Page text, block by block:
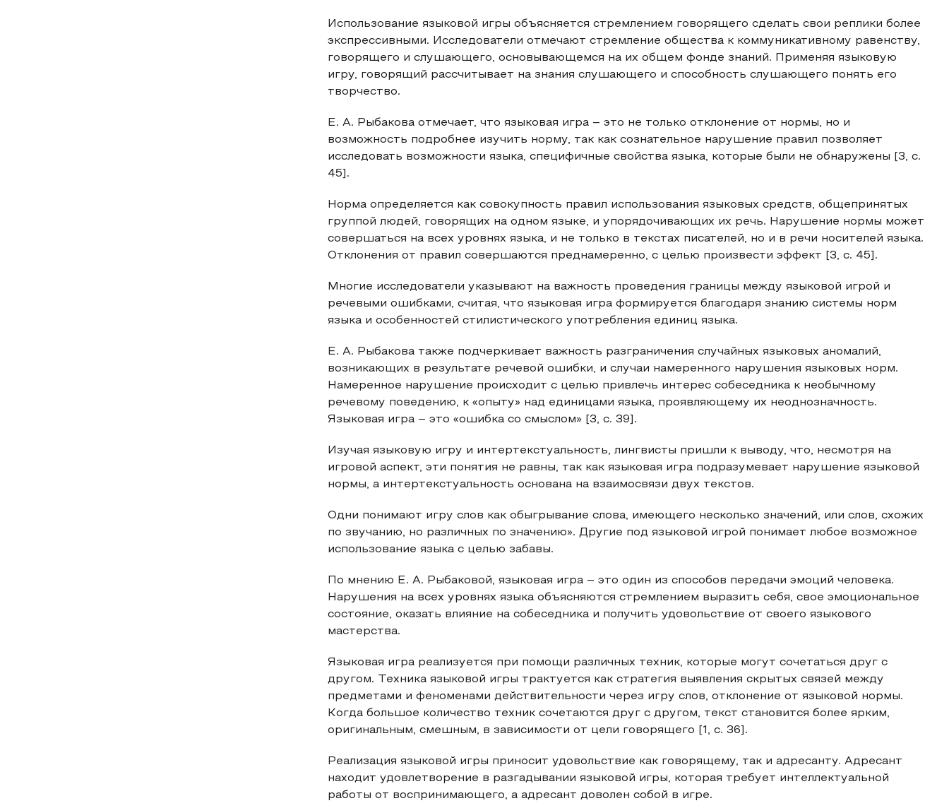
Использование языковой игры объясняется стремлением говорящего сделать свои реплики более
экспрессивными. Исследователи отмечают стремление общества к коммуникативному равенству,
говорящего и слушающего, основывающемся на их общем фонде знаний. Применяя языковую
игру, говорящий рассчитывает на знания слушающего и способность слушающего понять его
творчество.
Е. А. Рыбакова отмечает, что языковая игра – это не только отклонение от нормы, но и
возможность подробнее изучить норму, так как сознательное нарушение правил позволяет
исследовать возможности языка, специфичные свойства языка, которые были не обнаружены [3, c.
45].
Норма определяется как совокупность правил использования языковых средств, общепринятых
группой людей, говорящих на одном языке, и упорядочивающих их речь. Нарушение нормы может
совершаться на всех уровнях языка, и не только в текстах писателей, но и в речи носителей языка.
Отклонения от правил совершаются преднамеренно, с целью произвести эффект [3, c. 45].
Многие исследователи указывают на важность проведения границы между языковой игрой и
речевыми ошибками, считая, что языковая игра формируется благодаря знанию системы норм
языка и особенностей стилистического употребления единиц языка.
Е. А. Рыбакова также подчеркивает важность разграничения случайных языковых аномалий,
возникающих в результате речевой ошибки, и случаи намеренного нарушения языковых норм.
Намеренное нарушение происходит с целью привлечь интерес собеседника к необычному
речевому поведению, к «опыту» над единицами языка, проявляющему их неоднозначность.
Языковая игра – это «ошибка со смыслом» [3, c. 39].
Изучая языковую игру и интертекстуальность, лингвисты пришли к выводу, что, несмотря на
игровой аспект, эти понятия не равны, так как языковая игра подразумевает нарушение языковой
нормы, а интертекстуальность основана на взаимосвязи двух текстов.
Одни понимают игру слов как обыгрывание слова, имеющего несколько значений, или слов, схожих
по звучанию, но различных по значению». Другие под языковой игрой понимает любое возможное
использование языка с целью забавы.
По мнению Е. А. Рыбаковой, языковая игра – это один из способов передачи эмоций человека.
Нарушения на всех уровнях языка объясняются стремлением выразить себя, свое эмоциональное
состояние, оказать влияние на собеседника и получить удовольствие от своего языкового
мастерства.
Языковая игра реализуется при помощи различных техник, которые могут сочетаться друг с
другом. Техника языковой игры трактуется как стратегия выявления скрытых связей между
предметами и феноменами действительности через игру слов, отклонение от языковой нормы.
Когда большое количество техник сочетаются друг с другом, текст становится более ярким,
оригинальным, смешным, в зависимости от цели говорящего [1, c. 36].
Реализация языковой игры приносит удовольствие как говорящему, так и адресанту. Адресант
находит удовлетворение в разгадывании языковой игры, которая требует интеллектуальной
работы от воспринимающего, а адресант доволен собой в игре.